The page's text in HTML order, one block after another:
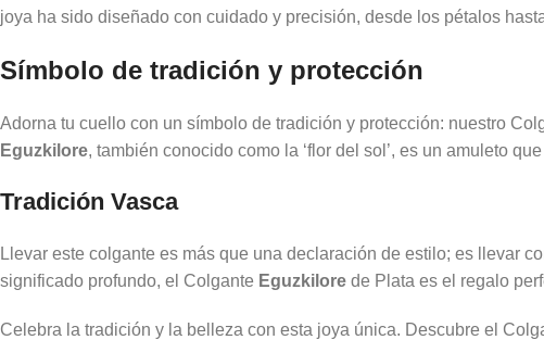
joya ha sido diseñado con cuidado y precisión, desde los pétalos
Símbolo de tradición y protección
Adorna tu cuello con un símbolo de tradición y protección: nuestro
Eguzkilore, también conocido como la ‘flor del sol’, es un amuleto
Tradición Vasca
Llevar este colgante es más que una declaración de estilo; es llevar
significado profundo, el Colgante Eguzkilore de Plata es el regalo
Celebra la tradición y la belleza con esta joya única. Descubre el